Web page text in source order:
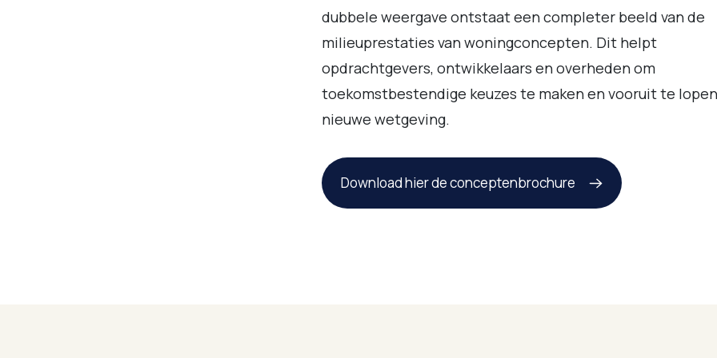
dubbele weergave ontstaat een completer beeld van de
milieuprestaties van woningconcepten. Dit helpt
opdrachtgevers, ontwikkelaars en overheden om
toekomstbestendige keuzes te maken en vooruit te
nieuwe wetgeving.
Download hier de conceptenbrochure